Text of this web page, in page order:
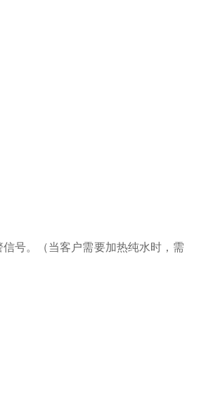
号。（当客户需要加热纯水时，需